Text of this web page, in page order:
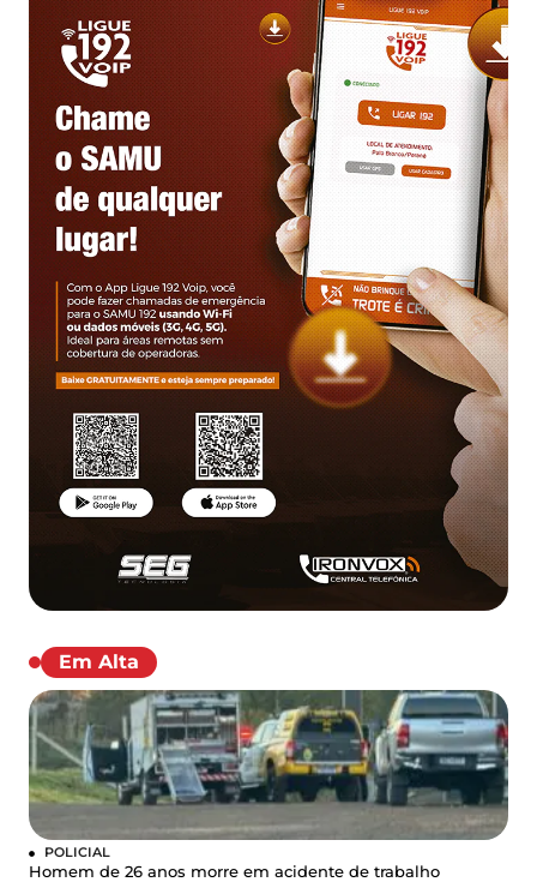
Em Alta
POLICIAL
Homem de 26 anos morre em acidente de trabalho